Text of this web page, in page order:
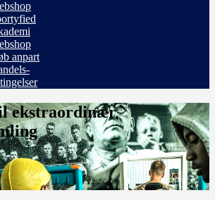
anpart
ekstraordinær